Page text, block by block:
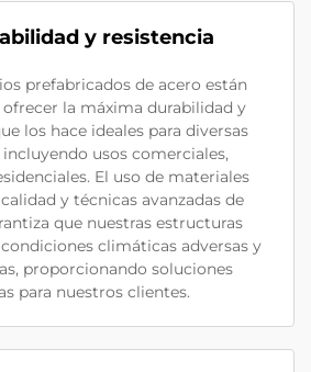
y resistencia
prefabricados de acero están
ofrecer la máxima durabilidad y
los hace ideales para diversas
usos comerciales,
El uso de materiales
y técnicas avanzadas de
que nuestras estructuras
climáticas adversas y
proporcionando soluciones
para nuestros clientes.